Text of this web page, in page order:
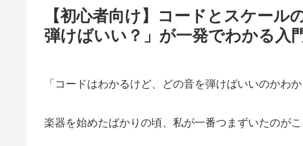
【初心者向け】コードとスケール
弾けばいい？」が一発でわかる入
「コードはわかるけど、どの音を弾けばいいのかわ
楽器を始めたばかりの頃、私が一番つまずいたのがこ